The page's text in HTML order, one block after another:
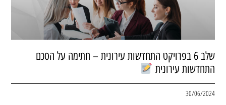
שלב 6 בפרויקט התחדשות עירונית – חתימה על הסכם
התחדשות עירונית
30/06/2024